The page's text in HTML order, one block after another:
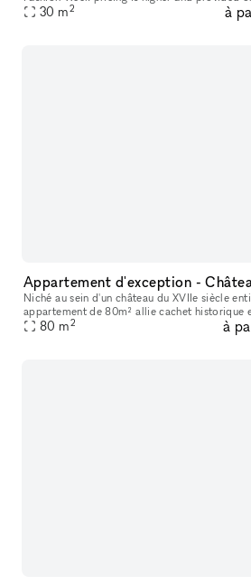
of the space, click here: https://www.amy-
30 m2 à
Niché au sein d'un château du XVIIe siècle
appartement de 80m² allie cachet historique
Hauteurs sous plafond de plus de 4 mètres,
80 m2 à